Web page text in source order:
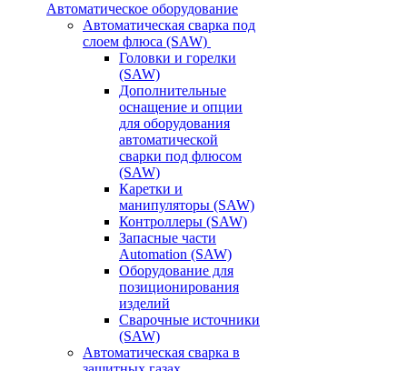
Автоматическое оборудование
Автоматическая сварка под
слоем флюса (SAW)
Головки и горелки
(SAW)
Дополнительные
оснащение и опции
для оборудования
автоматической
сварки под флюсом
(SAW)
Каретки и
манипуляторы (SAW)
Контроллеры (SAW)
Запасные части
Automation (SAW)
Оборудование для
позиционирования
изделий
Сварочные источники
(SAW)
Автоматическая сварка в